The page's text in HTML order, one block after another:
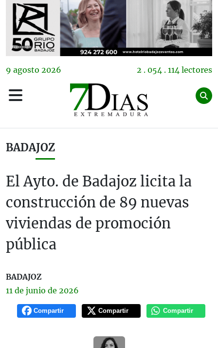
9 agosto 2026 2 . 054 . 114 lectores
BADAJOZ
El Ayto. de Badajoz licita la
construcción de 89 nuevas
viviendas de promoción
pública
BADAJOZ
11 de junio de 2026
Compartir Compartir Compartir